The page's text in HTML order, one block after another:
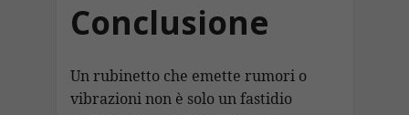
Conclusione
Un rubinetto che emette rumori o
vibrazioni non è solo un fastidio